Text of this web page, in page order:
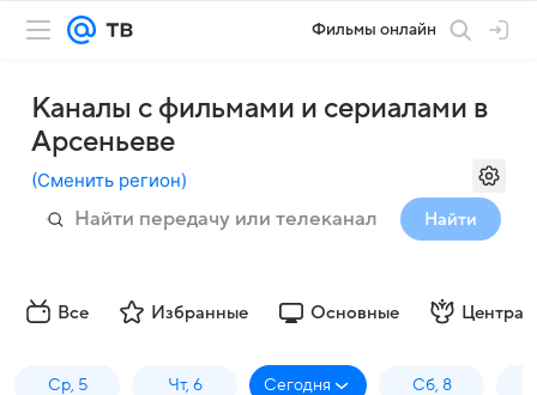
Фильмы онлайн
Каналы с фильмами и сериалами в
Арсеньеве
(Сменить регион)
Найти
Все Избранные Основные
Ср, 5 Чт, 6 Сегодня Сб, 8